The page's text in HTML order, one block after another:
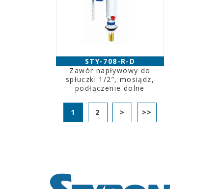
STY-708-R-D
Zawór napływowy do
spłuczki 1/2”, mosiądz,
podłączenie dolne
1 2 > >>